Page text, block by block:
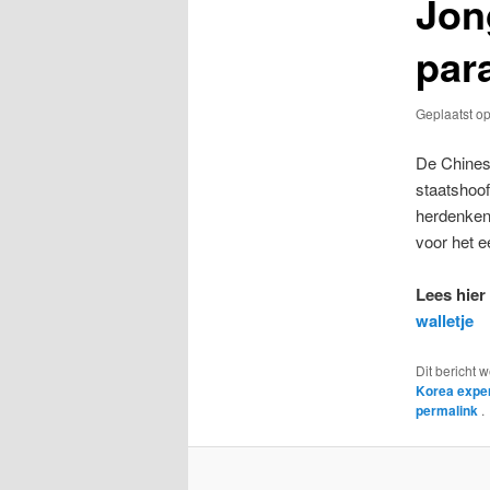
Geplaatst op
De
voor het
Lees
walletje
Dit bericht
Korea
permalink .